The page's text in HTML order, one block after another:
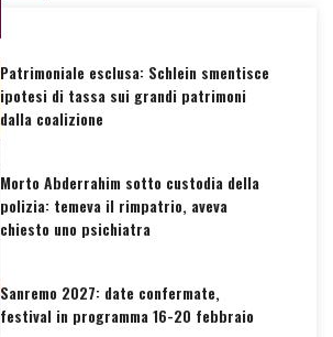
Patrimoniale esclusa: Schlein smentisce
ipotesi di tassa sui grandi patrimoni
dalla coalizione
Morto Abderrahim sotto custodia della
polizia: temeva il rimpatrio, aveva
chiesto uno psichiatra
Sanremo 2027: date confermate,
festival in programma 16-20 febbraio